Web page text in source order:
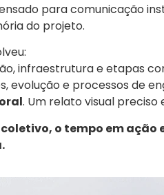
para comunicação
do projeto.
infraestrutura e etapas
evolução e processos de
. Um relato visual preciso
o tempo em ação